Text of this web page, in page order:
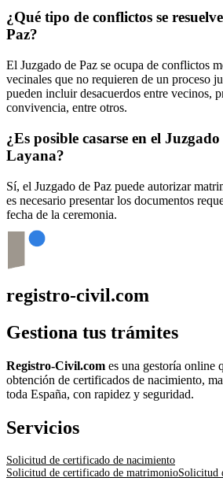
¿Qué tipo de conflictos se
Paz?
El Juzgado de Paz se ocupa de conflictos
vecinales que no requieren de un proceso
pueden incluir desacuerdos entre vecinos,
convivencia, entre otros.
¿Es posible casarse en el
Layana?
Sí, el Juzgado de Paz puede autorizar
es necesario presentar los documentos
fecha de la ceremonia.
registro-civil.com
Gestiona tus trámites
Registro-Civil.com es una gestoría online
obtención de certificados de nacimiento,
toda España, con rapidez y seguridad.
Servicios
Solicitud de certificado de nacimiento
Solicitud de certificado de matrimonioSolicitud